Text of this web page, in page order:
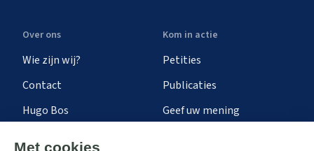
Over ons
Wie zijn wij?
Contact
Hugo Bos
Kom in actie
Petities
Publicaties
Geef uw mening